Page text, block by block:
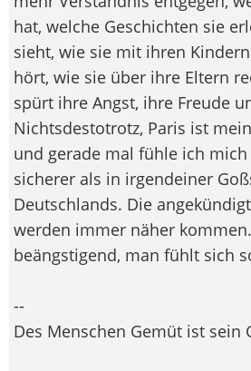
hat, welche Geschichten sie
sieht, wie sie mit ihren
hört, wie sie über ihre Eltern
spürt ihre Angst, ihre Freude
Nichtsdestotrotz, Paris ist
und gerade mal fühle ich mich
sicherer als in irgendeiner
Deutschlands. Die
werden immer näher
beängstigend, man fühlt sich
--
Des Menschen Gemüt ist sein